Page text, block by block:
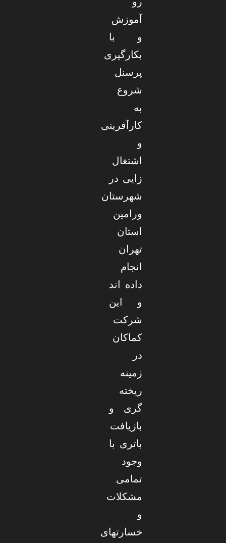
آموزش
و با
بکارگیری
پرسنل
شروع
به
کارآفرینی
و
اشتغال
زایی در
شهرستان
ورامین
استان
تهران
انجام
داده اند
و این
شرکت
کماکان
در
زمینه
ریخته
گری و
بازیافت
باتری با
وجود
تمامی
مشکلات
و
خسارتهای